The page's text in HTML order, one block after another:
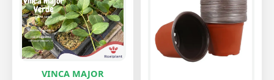
VINCA MAJOR